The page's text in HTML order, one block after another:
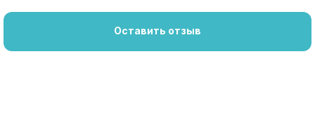
Оставить отзыв